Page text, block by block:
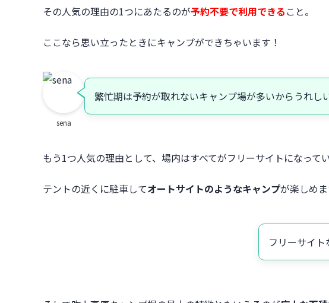
その人気の理由の1つにあたるのが予約不要で利用できる こと。
ここなら思い立ったときにキャンプができちゃいます！
sena
繁忙期は予約が取れないキャンプ場が多いからうれし
もう1つ人気の理由として、場内はすべてがフリーサイトになって
テントの近くに駐車してオートサイトのようなキャンプが楽しめま
フリーサイト